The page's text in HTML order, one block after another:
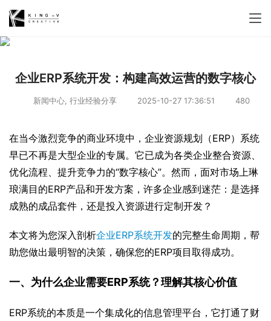
企业ERP系统开发：构建高效运营的数字核心
新闻中心 行业经验分享 2025-10-27 17:36:51 480
在当今激烈竞争的商业环境中，企业资源规划（ERP）系统
早已不再是大型企业的专属。它已成为各类企业整合资源、
优化流程、提升竞争力的“数字核心”。然而，面对市场上琳
琅满目的ERP产品和开发方案，许多企业感到迷茫：是选择
成熟的成品套件，还是投入资源进行定制开发？
本文将为您深入剖析企业ERP系统开发的完整生命周期，帮
助您做出最明智的决策，确保您的ERP项目取得成功。
一、为什么企业需要ERP系统？理解其核心价值
ERP系统的本质是一个集成化的信息管理平台，它打通了财